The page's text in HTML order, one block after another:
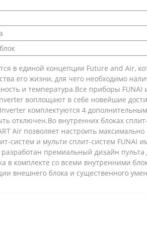
в единой концепции Future and Air,
его жизни, для чего необходимо
и температура.Все приборы
воплощают в себе новейшие
комплектуются 4
отключен.Во внутренних блоках
Air позволяет настроить
систем и мульти сплит-систем
разработан премиальный дизайн
в комплекте со всеми внутренними
внешнего блока и существенного